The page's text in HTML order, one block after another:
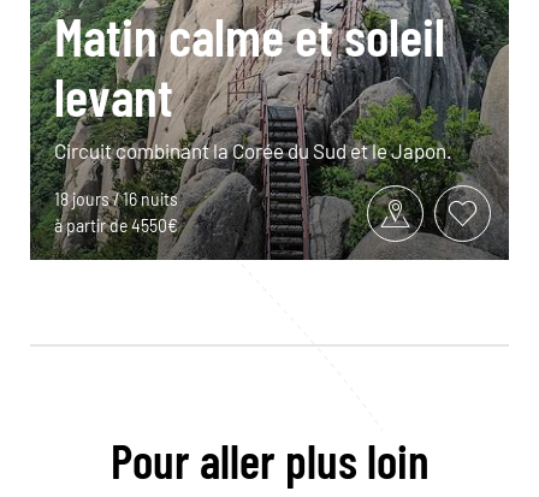
Matin calme et soleil
levant
Circuit combinant la Corée du Sud et le Japon.
18 jours / 16 nuits
à partir de 4550€
Pour aller plus loin